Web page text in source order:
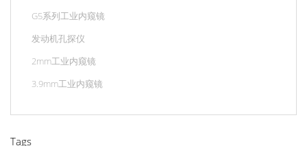
G5系列工业内窥镜
发动机孔探仪
2mm工业内窥镜
3.9mm工业内窥镜
Tags